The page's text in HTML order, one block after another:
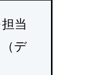
当
デ